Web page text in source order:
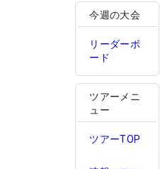
今週の大会
リーダーボ
ード
ツアーメニ
ュー
ツアーTOP